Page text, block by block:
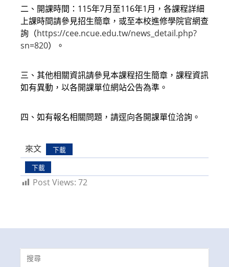
二、開課時間：115年7月至116年1月，各課程詳細
上課時間請參見招生簡章，或至本校進修學院官網查
詢（https://cee.ncue.edu.tw/news_detail.php?
sn=820）。
三、其他相關資訊請參見本課程招生簡章，課程資訊
如有異動，以各開課單位網站公告為準。
四、如有報名相關問題，請逕向各開課單位洽詢。
來文
下載
下載
Post Views: 72
Search
for: